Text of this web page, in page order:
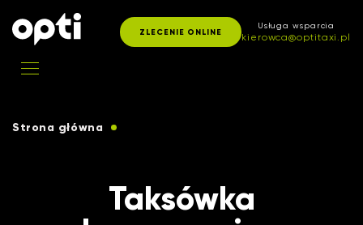
ZLECENIE ONLINE
Usługa wsparcia
kierowca@optitaxi.pl
Strona główna
Taksówka